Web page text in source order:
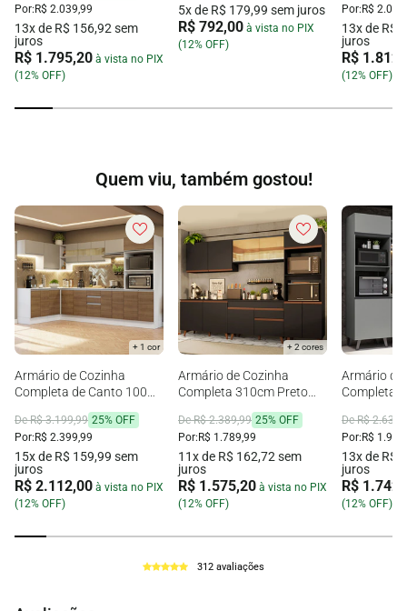
Por: R$ 2.039,99
13x de R$ 156,92 sem
juros
R$ 1.795,20 à vista no PIX
(12% OFF)
5x de R$ 179,99 sem juros
R$ 792,00 à vista no PIX
(12% OFF)
Por: R$
13x de R$
juros
R$
(12% OFF)
Quem viu, também gostou!
+ 1 cor
Armário de Cozinha
Completa de Canto 100%
Branco/Rustic/Crema
Smart Madesa 02
De R$ 3.199,99 25% OFF
Por:R$ 2.399,99
15x de R$ 159,99 sem
juros
R$ 2.112,00 à vista no PIX
(12% OFF)
+ 2 cores
Armário de Cozinha
Completa 310cm Preto
De R$ 2.389,99 25% OFF
Por:R$ 1.789,99
11x de R$ 162,72 sem
juros
R$ 1.575,20 à vista no PIX
(12% OFF)
Armário de
Completa
De R$
Por:R$
13x de R$
juros
R$
(12% OFF)
312 avaliações